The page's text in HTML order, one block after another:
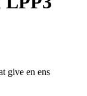
give en ens